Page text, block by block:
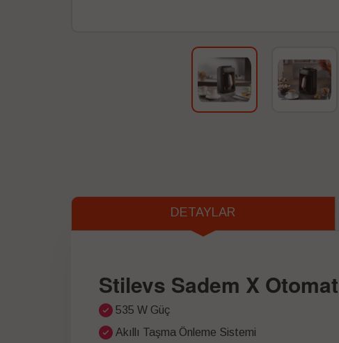
DETAYLAR
Stilevs Sadem X
535 W Güç
Akıllı Taşma Önleme Sistemi